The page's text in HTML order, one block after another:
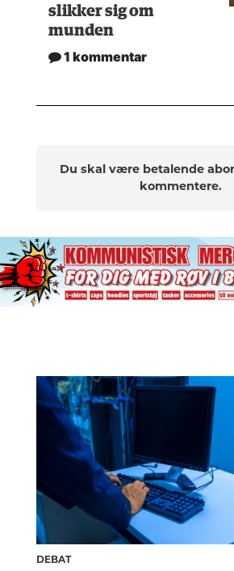
slikker sig om
munden
1 kommentar
Du skal være betalende
kommentere.
DEBAT